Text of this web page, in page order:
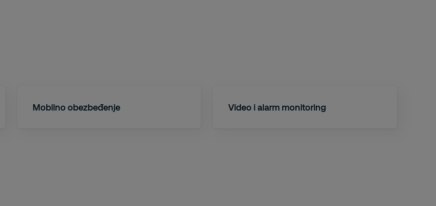
Mobilno obezbeđenje Video i alarm monitoring